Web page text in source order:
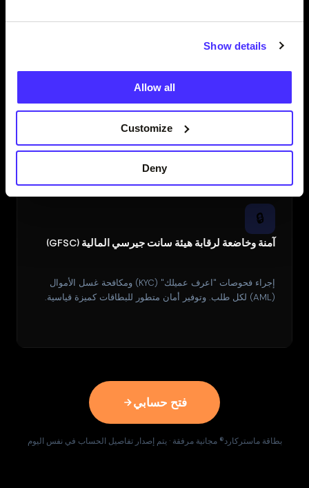
Show details
Allow all
Customize
Deny
💰
احصل على استرداد نقدي تلقائيًا عند التسوق لدى مئات المتاجر
🔒
آمنة وخاضعة لرقابة هيئة سانت جيرسي المالية (GFSC)
إجراء فحوصات "اعرف عميلك" (KYC) ومكافحة غسل الأموال
(AML) لكل طلب. وتوفير أمان متطور للبطاقات كميزة قياسية.
فتح حسابي
بطاقة ماستركارد® مجانية مرفقة · يتم إصدار تفاصيل الحساب في نفس اليوم